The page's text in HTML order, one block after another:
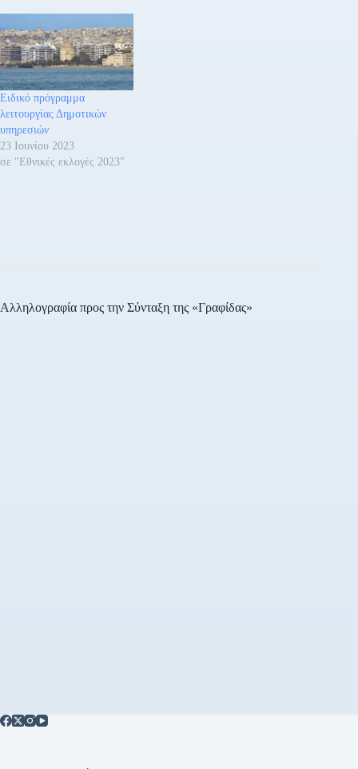
Ειδικό πρόγραμμα
λειτουργίας Δημοτικών
υπηρεσιών
23 Ιουνίου 2023
σε "Εθνικές εκλογές 2023"
Αλληλογραφία προς την Σύνταξη της «Γραφίδας»